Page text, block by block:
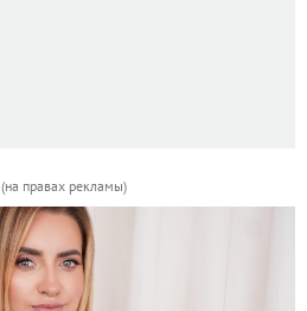
(на правах рекламы)